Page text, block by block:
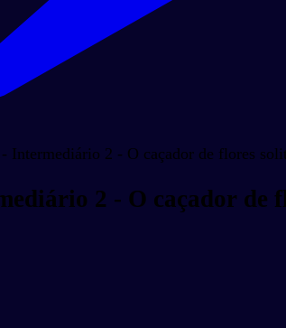
Intermediário 2 - O caçador de flores
2 - O caçador de